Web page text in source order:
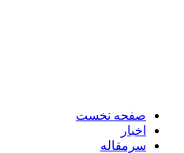
صفحه نخست
اخبار
سرمقاله